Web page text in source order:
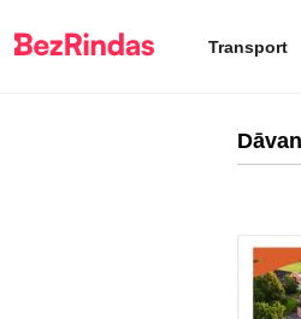
Transport